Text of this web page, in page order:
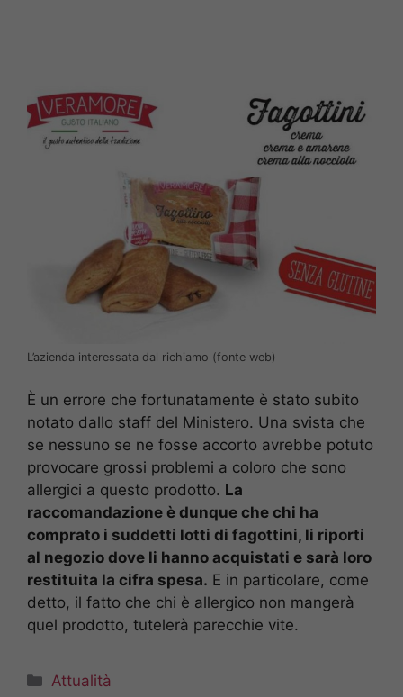
L’azienda interessata dal richiamo (fonte web)
È un errore che fortunatamente è stato subito
notato dallo staff del Ministero. Una svista che
se nessuno se ne fosse accorto avrebbe potuto
provocare grossi problemi a coloro che sono
allergici a questo prodotto. La
raccomandazione è dunque che chi ha
comprato i suddetti lotti di fagottini, li riporti
al negozio dove li hanno acquistati e sarà loro
restituita la cifra spesa. E in particolare, come
detto, il fatto che chi è allergico non mangerà
quel prodotto, tutelerà parecchie vite.
Categorie
Attualità